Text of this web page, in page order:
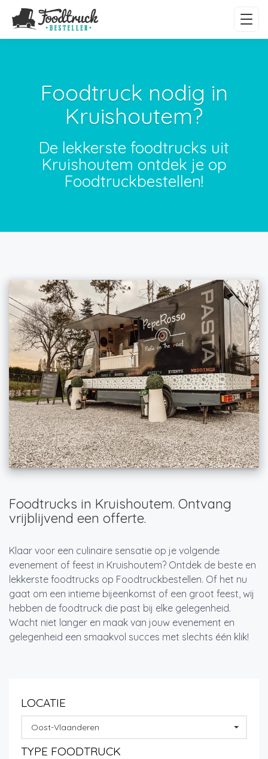
Foodtruck nodig in
Kruishoutem?
De lekkerste foodtrucks uit
Kruishoutem ontdek je op
Foodtruckbestellen!
Foodtrucks in Kruishoutem. Ontvang
vrijblijvend een offerte.
Klaar voor een culinaire sensatie op je volgende
evenement of feest in Kruishoutem? Ontdek de beste en
lekkerste foodtrucks op Foodtruckbestellen. Of het nu
gaat om een intieme bijeenkomst of een groot feest, wij
hebben de foodtruck die past bij elke gelegenheid.
Wacht niet langer en maak van jouw evenement en
gelegenheid een smaakvol succes met slechts één klik!
LOCATIE
Oost-Vlaanderen
TYPE FOODTRUCK